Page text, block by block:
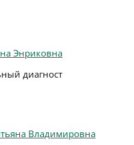
Энриковна
диагност
Владимировна